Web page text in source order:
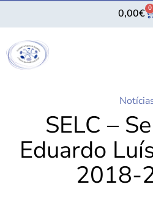
0,00€ 0
SELC –
Eduardo
2018-